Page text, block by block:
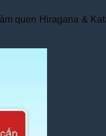
quen Hiragana &